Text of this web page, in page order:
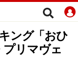
ング「おひ
プリマヴェ